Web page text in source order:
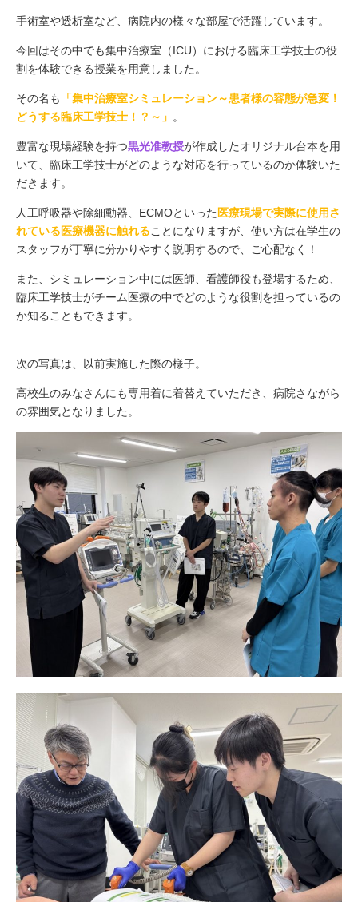
手術室や透析室など、病院内の様々な部屋で活躍しています。
今回はその中でも集中治療室（ICU）における臨床工学技士の役
割を体験できる授業を用意しました。
その名も
「集中治療室シミュレーション～患者様の容態が急変！
どうする臨床工学技士！？～」 。
豊富な現場経験を持つ黒光准教授が作成したオリジナル台本を用
いて、臨床工学技士がどのような対応を行っているのか体験いた
だきます。
人工呼吸器や除細動器、ECMOといった 医療現場で実際に使用さ
れている医療機器に触れることになりますが、使い方は在学生の
スタッフが丁寧に分かりやすく説明するので、ご心配なく！
また、シミュレーション中には医師、看護師役も登場するため、
臨床工学技士がチーム医療の中でどのような役割を担っているの
か知ることもできます。
次の写真は、以前実施した際の様子。
高校生のみなさんにも専用着に着替えていただき、病院さながら
の雰囲気となりました。